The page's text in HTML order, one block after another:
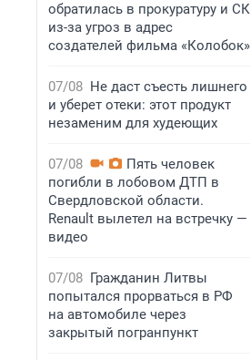
обратилась в прокуратуру и СК
из-за угроз в адрес
создателей фильма «Колобок»
07/08 Не даст съесть лишнего
и уберет отеки: этот продукт
незаменим для худеющих
07/08
Пять человек
погибли в лобовом ДТП в
Свердловской области.
Renault вылетел на встречку —
видео
07/08 Гражданин Литвы
попытался прорваться в РФ
на автомобиле через
закрытый погранпункт